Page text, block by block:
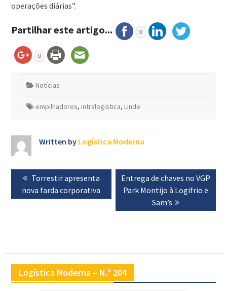
operações diárias”.
Partilhar este artigo... 0
0
Notícias
empilhadores, intralogistica, Linde
Written by Logística Moderna
Navegação
artigos
Previous
post:
Torrestir apresenta
nova farda corporativa
Next
post:
Entrega de chaves no VGP
Park Montijo à Logifrio e
Sam’s
Logística Moderna – N.º 204